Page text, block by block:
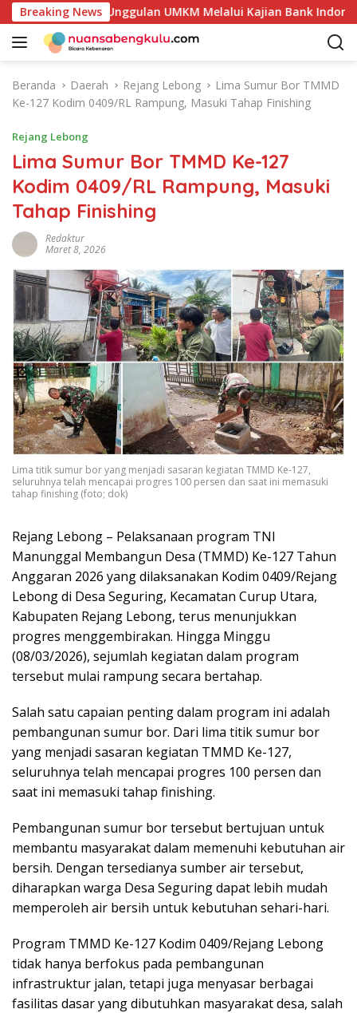
a
Breaking News
Produk Unggulan UMKM Melalui Kajian Bank Indonesia
Beranda Daerah Rejang Lebong
Lima Sumur Bor TMMD
Ke-127 Kodim 0409/RL Rampung, Masuki Tahap Finishing
Rejang Lebong
Lima Sumur Bor TMMD Ke-127
Kodim 0409/RL Rampung, Masuki
Tahap Finishing
Redaktur
Maret 8, 2026
Lima titik sumur bor yang menjadi sasaran kegiatan TMMD Ke-127,
seluruhnya telah mencapai progres 100 persen dan saat ini memasuki
tahap finishing (foto; dok)
Rejang Lebong – Pelaksanaan program TNI
Manunggal Membangun Desa (TMMD) Ke-127 Tahun
Anggaran 2026 yang dilaksanakan Kodim 0409/Rejang
Lebong di Desa Seguring, Kecamatan Curup Utara,
Kabupaten Rejang Lebong, terus menunjukkan
progres menggembirakan. Hingga Minggu
(08/03/2026), sejumlah kegiatan dalam program
tersebut mulai rampung secara bertahap.
Salah satu capaian penting dalam program ini adalah
pembangunan sumur bor. Dari lima titik sumur bor
yang menjadi sasaran kegiatan TMMD Ke-127,
seluruhnya telah mencapai progres 100 persen dan
saat ini memasuki tahap finishing.
Pembangunan sumur bor tersebut bertujuan untuk
membantu masyarakat dalam memenuhi kebutuhan air
bersih. Dengan tersedianya sumber air tersebut,
diharapkan warga Desa Seguring dapat lebih mudah
memperoleh air bersih untuk kebutuhan sehari-hari.
Program TMMD Ke-127 Kodim 0409/Rejang Lebong
tidak hanya berfokus pada pembangunan
infrastruktur jalan, tetapi juga menyasar berbagai
fasilitas dasar yang dibutuhkan masyarakat desa, salah